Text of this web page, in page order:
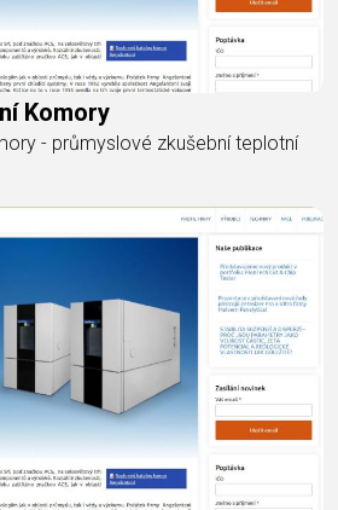
Komory
- průmyslové zkušební teplotní